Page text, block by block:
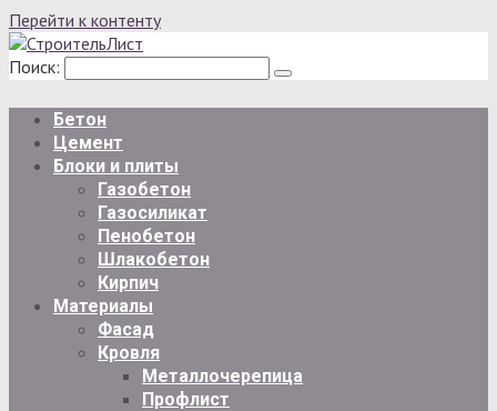
Перейти к контенту
Поиск:
Бетон
Цемент
Блоки и плиты
Газобетон
Газосиликат
Пенобетон
Шлакобетон
Кирпич
Материалы
Фасад
Кровля
Металлочерепица
Профлист